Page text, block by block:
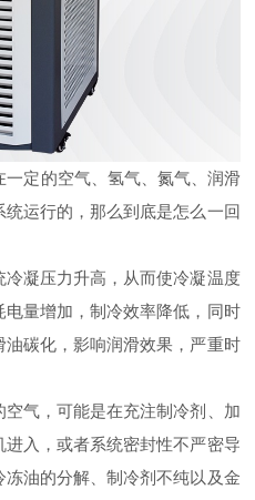
定的空气、氢气、氮气、润滑
运行的，那么到底是怎么一回
凝压力升高，从而使冷凝温度
量增加，制冷效率降低，同时
碳化，影响润滑效果，严重时
气，可能是在充注制冷剂、加
入，或者系统密封性不严密导
油的分解、制冷剂不纯以及金